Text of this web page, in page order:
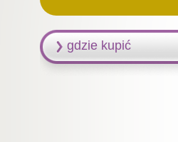
gdzie kupić